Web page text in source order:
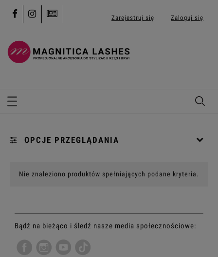
Zarejestruj się Zaloguj się
OPCJE PRZEGLĄDANIA
Nie znaleziono produktów spełniających podane kryteria.
Bądź na bieżąco i śledź nasze media społecznościowe: